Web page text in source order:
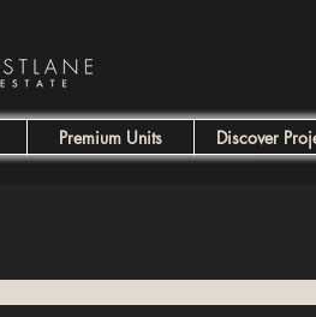
Premium Units Discover